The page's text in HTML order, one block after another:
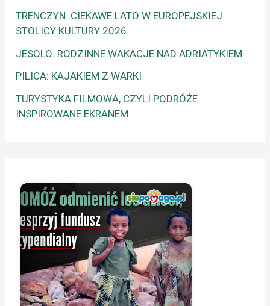
TRENCZYN: CIEKAWE LATO W EUROPEJSKIEJ
STOLICY KULTURY 2026
JESOLO: RODZINNE WAKACJE NAD ADRIATYKIEM
PILICA: KAJAKIEM Z WARKI
TURYSTYKA FILMOWA, CZYLI PODRÓŻE
INSPIROWANE EKRANEM